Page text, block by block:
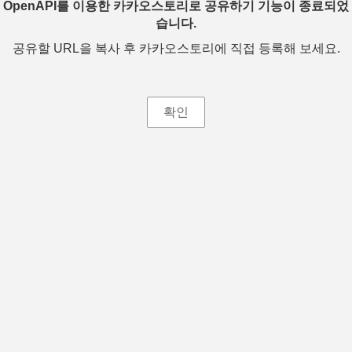
OpenAPI를 이용한 카카오스토리로 공유하기 기능이 종료되었
습니다.
공유할 URL을 복사 후 카카오스토리에 직접 등록해 보세요.
확인